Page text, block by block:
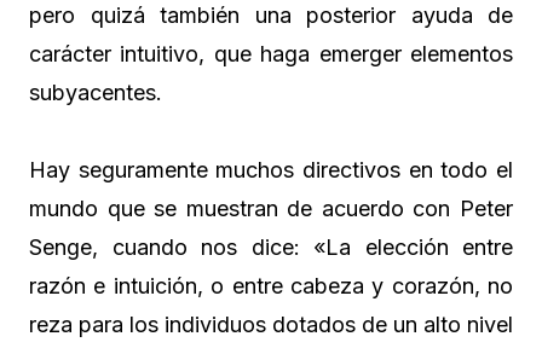
pero quizá también una posterior ayuda de
carácter intuitivo, que haga emerger elementos
subyacentes.
Hay seguramente muchos directivos en todo el
mundo que se muestran de acuerdo con Peter
Senge, cuando nos dice: «La elección entre
razón e intuición, o entre cabeza y corazón, no
reza para los individuos dotados de un alto nivel